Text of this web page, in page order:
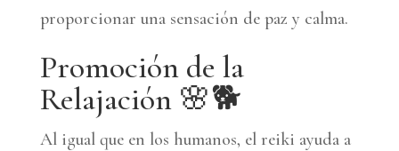
proporcionar una sensación de paz y calma.
Promoción de la
Relajación 🌸🐕
Al igual que en los humanos, el reiki ayuda a